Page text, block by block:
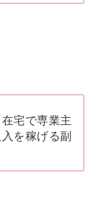
宅で専業主
を稼げる副